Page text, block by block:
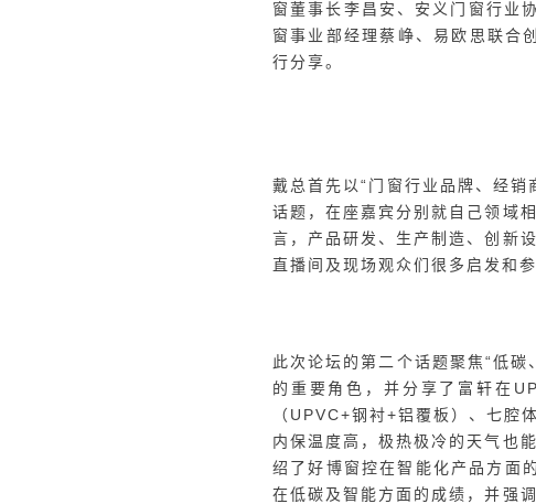
德国KLAES软件亚洲区总经理朱
他表示，自动化升级的关键阶段
配技术的引入。这一转型不仅极
杆。朱总的分享对于门窗企业生
面对经历渠道变革、市场波动和
磅活动——“窗新驱动·全链协同